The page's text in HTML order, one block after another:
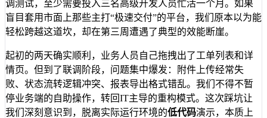
调测试，至少需要投入三名高级开发人员忙活一个月。如果
盲目套用市面上那些主打“极速交付”的平台，我们原本以为能
轻松跨越这道坎，却在第三周遭遇了典型的效能断崖。
起初的两天确实顺利，业务人员自己拖拽出了工单列表和详
情页。但到了联调阶段，问题集中爆发：附件上传经常失
败、状态流转逻辑冲突、报表导出格式错乱。我们不得不暂
停业务端的自助操作，转回IT主导的重构模式。这次踩坑让
我们深刻意识到，脱离实际运行环境的低代码演示，本质上